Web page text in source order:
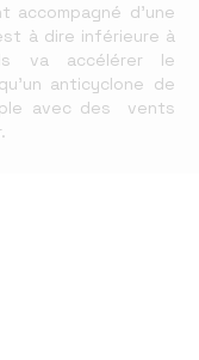
accompagné d’une
à dire inférieure à
va accélérer le
anticyclone de
avec des vents